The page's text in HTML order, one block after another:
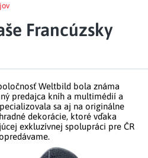
Francúzsky
Weltbild bola známa
predajca kníh a multimédií a
sa aj na originálne
dekorácie, ktoré vďaka
exkluzívnej spolupráci pre ČR